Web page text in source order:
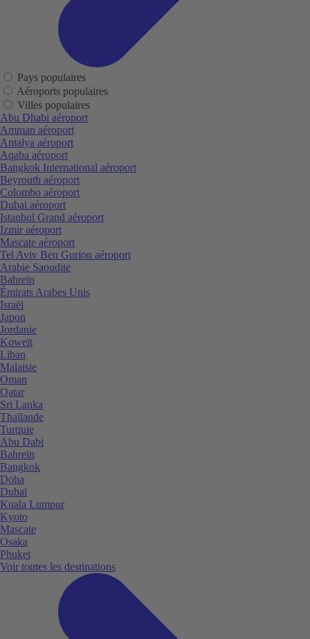
Pays populaires
Aéroports populaires
Villes populaires
Abu Dhabi aéroport
Amman aéroport
Antalya aéroport
Aqaba aéroport
Bangkok International aéroport
Beyrouth aéroport
Colombo aéroport
Dubai aéroport
Istanbul Grand aéroport
Izmir aéroport
Mascate aéroport
Tel Aviv Ben Gurion aéroport
Arabie Saoudite
Bahreïn
Émirats Arabes Unis
Israël
Japon
Jordanie
Koweït
Liban
Malaisie
Oman
Qatar
Sri Lanka
Thaïlande
Turquie
Abu Dabi
Bahreïn
Bangkok
Doha
Dubaï
Kuala Lumpur
Kyoto
Mascate
Osaka
Phuket
Voir toutes les destinations